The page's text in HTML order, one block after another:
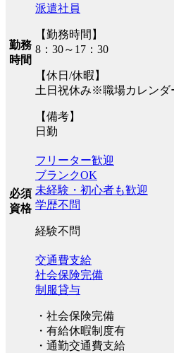
勤務
時間
派遣社員
【勤務時間】
8：30～17：30
【休日/休暇】
土日祝休み※職場カレンダ
【備考】
日勤
必須
資格
フリーター歓迎
ブランクOK
未経験・初心者も歓迎
学歴不問
経験不問
交通費支給
社会保険完備
制服貸与
・社会保険完備
・有給休暇制度有
・通勤交通費支給